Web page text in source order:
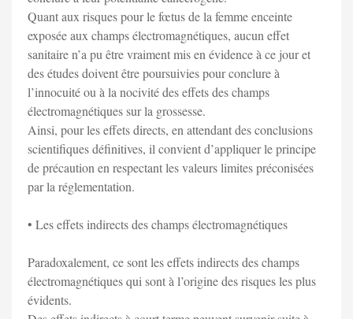
Quant aux risques pour le fœtus de la femme enceinte
exposée aux champs électromagnétiques, aucun effet
sanitaire n’a pu être vraiment mis en évidence à ce jour et
des études doivent être poursuivies pour conclure à
l’innocuité ou à la nocivité des effets des champs
électromagnétiques sur la grossesse.
Ainsi, pour les effets directs, en attendant des conclusions
scientifiques définitives, il convient d’appliquer le principe
de précaution en respectant les valeurs limites préconisées
par la réglementation.
• Les effets indirects des champs électromagnétiques
Paradoxalement, ce sont les effets indirects des champs
électromagnétiques qui sont à l’origine des risques les plus
évidents.